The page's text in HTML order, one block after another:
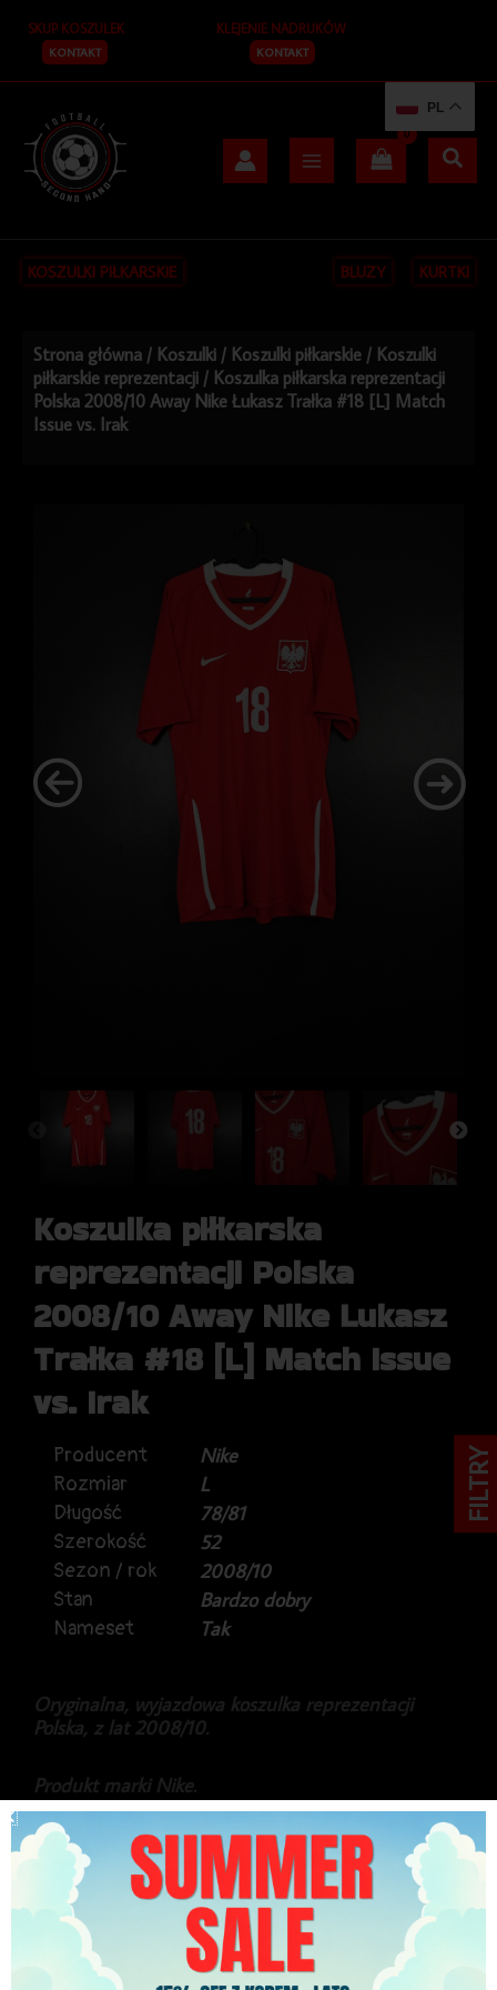
treści
SKUP KOSZULEK
KONTAKT
KLEJENIE NADRUKÓW
KONTAKT
KOSZULKI PIŁKARSKIE BLUZY KURTKI
Strona główna / Koszulki / Koszulki piłkarskie / Koszulki
piłkarskie reprezentacji / Koszulka piłkarska reprezentacji
Polska 2008/10 Away Nike Łukasz Trałka #18 [L] Match
Issue vs. Irak
Koszulka piłkarska
reprezentacji Polska
2008/10 Away Nike Łukasz
Trałka #18 [L] Match Issue
vs. Irak
Producent
Nike
Rozmiar
L
Długość
78/81
Szerokość
52
Sezon / rok
2008/10
Stan
Bardzo dobry
Nameset
Tak
Oryginalna, wyjazdowa koszulka reprezentacji
Polska, z lat 2008/10.
Produkt marki Nike.
Koszulka meczowa, używana przez Łukasza Trałkę,
z meczu przeciwko reprezentacji Iraku,
09.06.2009r.
Koszulka otrzymana po meczu.
PL
FILTRY